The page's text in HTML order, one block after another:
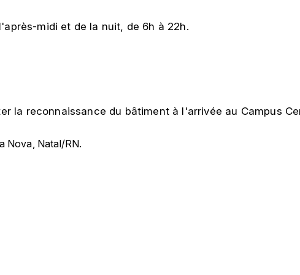
midi et de la nuit, de 6h à 22h.
la reconnaissance du bâtiment à l'arrivée au Campus
Nova, Natal/RN.